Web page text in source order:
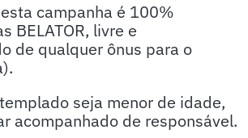
campanha é 100%
BELATOR, livre e
de qualquer ônus para o
seja menor de idade,
acompanhado de responsável.